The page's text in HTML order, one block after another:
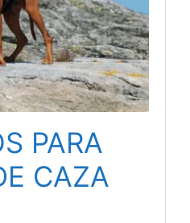
PARA
CAZA